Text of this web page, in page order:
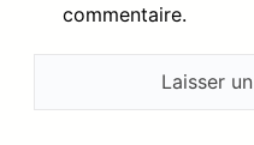
commentaire.